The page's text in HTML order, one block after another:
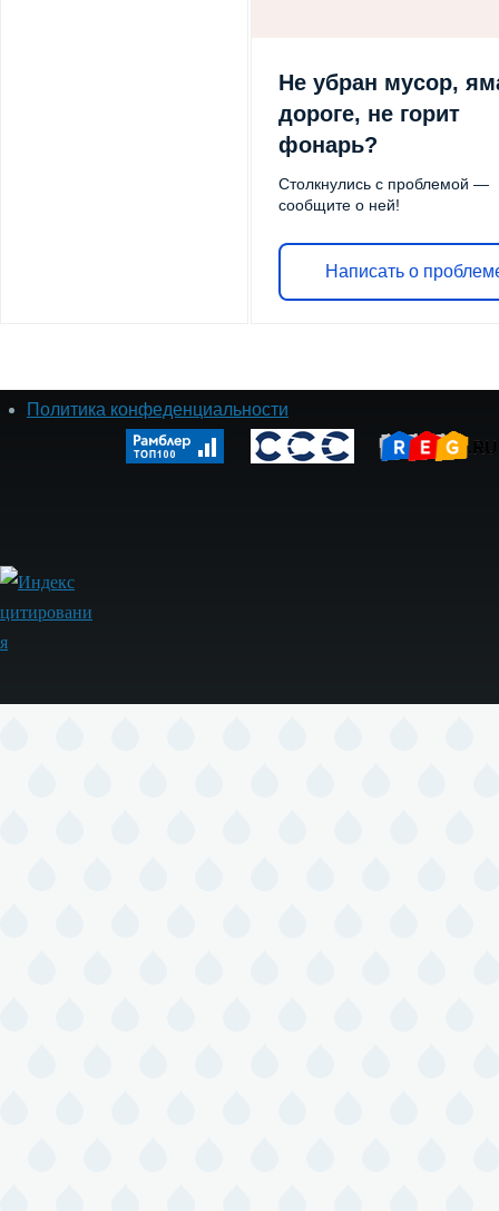
Не убран мусор,
дороге, не горит
фонарь?
Столкнулись с проблемой —
сообщите о ней!
Написать о
FooterПолитика конфеденциальности